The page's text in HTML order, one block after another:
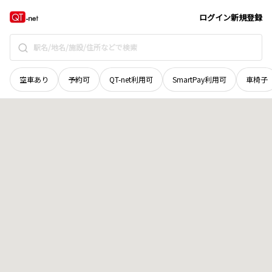
ログイン新規登録
空車あり 予約可 QT-net利用可 SmartPay利用可 車椅子
福井県